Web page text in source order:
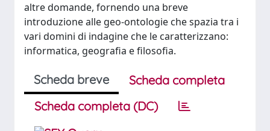
altre domande, fornendo una breve
introduzione alle geo-ontologie che spazia tra i
vari domini di indagine che le caratterizzano:
informatica, geografia e filosofia.
Scheda breve
Scheda completa
Scheda completa (DC)